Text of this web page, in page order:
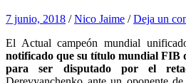
7 junio, 2018 /Nico Jaime /Deja un
El Actual campeón mundial
notificado que su título mundial FIB
para ser disputado por el